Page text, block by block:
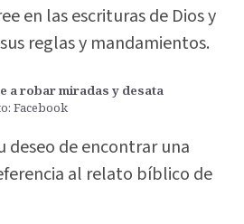
en las escrituras de Dios y
reglas y mandamientos.
a robar miradas y desata
Facebook
deseo de encontrar una
al relato bíblico de